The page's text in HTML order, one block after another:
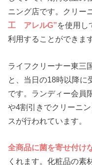
ニング店です。クリー
工 アレルG”を使用し
利用することができま
ライフクリーナー東三
と、当日の18時以降に
です。ランディー会員
や4割引きでクリーニ
スが行われています。
全商品に菌を寄せ付け
くれます。化粧品の素